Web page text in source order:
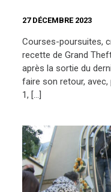
27 DÉCEMBRE 2023
Courses-poursuites,
recette de Grand
après la sortie du
faire son retour,
1, […]